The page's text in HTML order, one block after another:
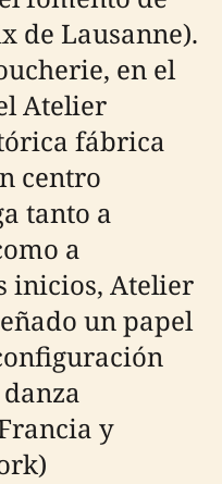
de Lausanne).
en el
Atelier
fábrica
centro
tanto a
a
inicios, Atelier
un papel
y